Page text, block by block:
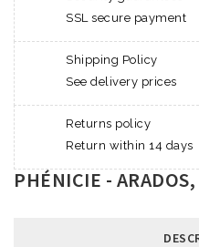
SSL secure payment
Shipping Policy
See delivery prices
Returns policy
Return within 14 days
PHÉNICIE -